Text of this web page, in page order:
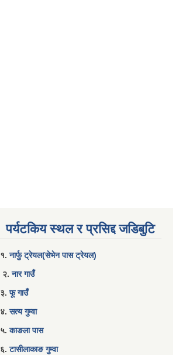
पर्यटकिय स्थल र प्रसिद्द जडिबुटि
१.नार्फु ट्रेयल(सेभेन पास ट्रेयल)
२.नार गाउँ
३.फू गाउँ
४.सत्य गुम्वा
५.काङला पास
६.टासीलाकाङ गुम्वा